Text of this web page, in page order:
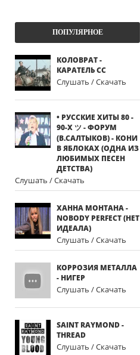
ПОПУЛЯРНОЕ
КОЛОВРАТ -
КАРАТЕЛЬ СС
Слушать / Скачать
• РУССКИЕ ХИТЫ 80 -
90-Х ツ - ФОРУМ
(В.САЛТЫКОВ) - КОНИ
В ЯБЛОКАХ (ОДНА ИЗ
ЛЮБИМЫХ ПЕСЕН
ДЕТСТВА)
Слушать / Скачать
ХАННА МОНТАНА -
NOBODY PERFECT (НЕТ
ИДЕАЛА)
Слушать / Скачать
КОРРОЗИЯ МЕТАЛЛА
- НИГЕР
Слушать / Скачать
SAINT RAYMOND -
THREAD
Слушать / Скачать